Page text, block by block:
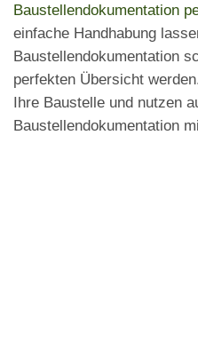
Baustellendokumentation
einfache Handhabung
Baustellendokumentation
perfekten Übersicht
Ihre Baustelle und nutzen
Baustellendokumentation